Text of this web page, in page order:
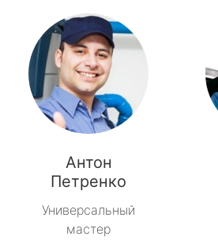
Антон
Петренко
Универсальный
мастер